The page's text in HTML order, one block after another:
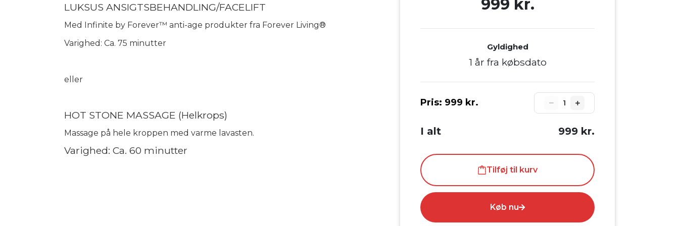
LUKSUS ANSIGTSBEHANDLING/FACELIFT
Med Infinite by Forever™ anti-age produkter fra Forever Living®
Varighed: Ca. 75 minutter
eller
HOT STONE MASSAGE (Helkrops)
Massage på hele kroppen med varme lavasten.
Varighed: Ca. 60 minutter
999 kr.
Gyldighed
1 år fra købsdato
Pris: 999 kr. 1
I alt 999 kr.
Tilføj til kurv
Køb nu